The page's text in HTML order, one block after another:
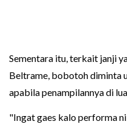
Sementara itu, terkait janji
Beltrame, bobotoh diminta
apabila penampilannya di
"Ingat gaes kalo performa